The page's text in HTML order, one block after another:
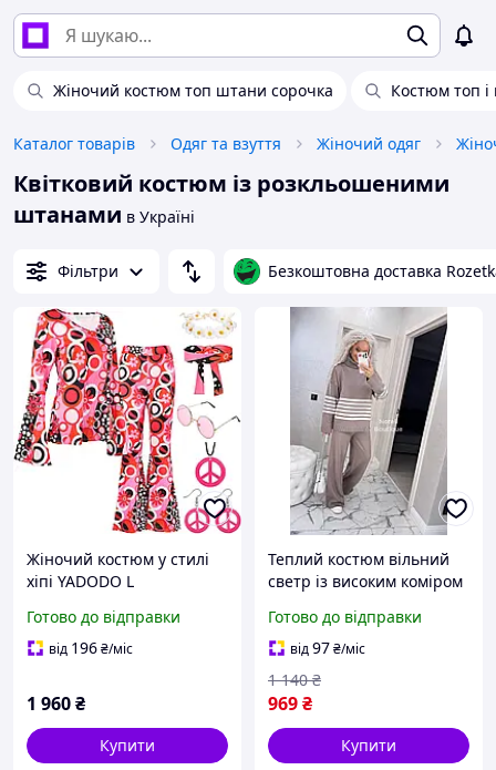
Жіночий костюм топ штани сорочка Костюм топ і
Каталог товарів Одяг та взуття Жіночий одяг
Квітковий костюм із розкльошеними
штанами в Україні
Фільтри Безкоштовна доставка
Жіночий костюм у стилі
хіпі YADODO L
аксесуари багатобарвний
квітковий візерунок для
Готово до відправки
від 196₴/міс
1 960₴
Купити
Теплий костюм вільний
светр із високим коміром
штанами (р. 42-46)
90103757r
Готово до відправки
від97₴/міс
969₴
1 140 ₴
Купити